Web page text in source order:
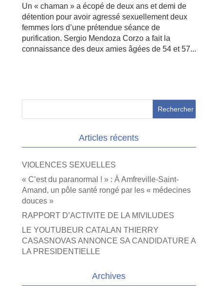
Un « chaman » a écopé de deux ans et demi de
détention pour avoir agressé sexuellement deux
femmes lors d’une prétendue séance de
purification. Sergio Mendoza Corzo a fait la
connaissance des deux amies âgées de 54 et 57...
Articles récents
VIOLENCES SEXUELLES
« C’est du paranormal ! » : À Amfreville-Saint-
Amand, un pôle santé rongé par les « médecines
douces »
RAPPORT D’ACTIVITE DE LA MIVILUDES
LE YOUTUBEUR CATALAN THIERRY
CASASNOVAS ANNONCE SA CANDIDATURE A
LA PRESIDENTIELLE
Archives